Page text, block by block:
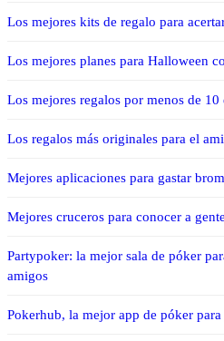
Los mejores kits de regalo para
Los mejores planes para Halloween
Los mejores regalos por menos de 10
Los regalos más originales para el
Mejores aplicaciones para gastar
Mejores cruceros para conocer a gente
Partypoker: la mejor sala de póker
amigos
Pokerhub, la mejor app de póker